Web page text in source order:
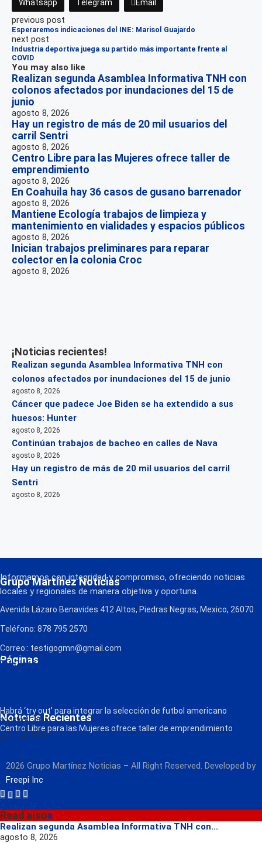
Whatsapp Telegram Email
previous post
Esperaremos indicaciones del INE: Marisol Guajardo
next post
Industria deportiva juega su partido más importante frente al
COVID
You may also like
Realizan segunda Asamblea Informativa TNH con
colonos afectados por inundaciones del 15 de
junio
agosto 8, 2026
Hay un registro de más de 20 mil usuarios del
carril Sentri
agosto 8, 2026
Centro Libre para las Mujeres ofrece taller de
emprendimiento
agosto 8, 2026
En Coahuila hay 36 casos de gusano barrenador
agosto 8, 2026
Mantiene Ecología trabajos de limpieza y
mantenimiento en vialidades y espacios públicos
agosto 8, 2026
Inician trabajos preliminares para reparar
colector en la colonia Croc
agosto 8, 2026
¡Noticias recientes!
Realizan segunda Asamblea Informativa TNH con
colonos afectados por inundaciones del 15 de junio
agosto 8, 2026
Cáncer que padece Joe Biden se ha extendido a sus
huesos: Hunter
agosto 8, 2026
Continúan trabajos de bacheo en calles de Nava
agosto 8, 2026
Hay un registro de más de 20 mil usuarios del carril
Sentri
agosto 8, 2026
Grupo Martínez Noticias
Informamos con integridad y compromiso, ofreciendo noticias
locales y regionales de manera objetiva y oportuna.
Avenida Lázaro Benavides 412 Altos, Piedras Negras, Mexico, 26070
Teléfono: 878 795 2570
Correo:: testigogmn@gmail.com
Páginas
¡Descarga nuestra App!
FM Globo
Radio
Noticias Recientes
Habrá ‘try out’ para integrar la selección de futbol americano
agosto 8, 2026
Centro Libre para las Mujeres ofrece taller de emprendimiento
agosto 8, 2026
2026 Grupo Martínez Noticias – All Right Reserved. Developed by
Freepi Inc
Read alsox
Realizan segunda Asamblea Informativa TNH con...
agosto 8, 2026